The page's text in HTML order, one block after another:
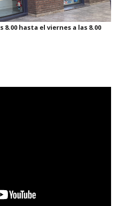
hasta el viernes a las 8.00